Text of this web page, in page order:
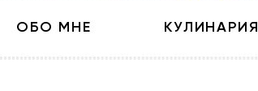
ОБО МНЕ КУЛИНАРИЯ